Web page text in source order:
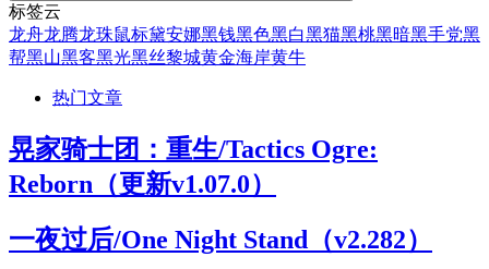
标签云
龙舟龙腾龙珠鼠标黛安娜黑钱黑色黑白黑猫黑桃黑暗黑手党黑
帮黑山黑客黑光黑丝黎城黄金海岸黄牛
热门文章
晃家骑士团：重生/Tactics Ogre:
Reborn（更新v1.07.0）
一夜过后/One Night Stand（v2.282）